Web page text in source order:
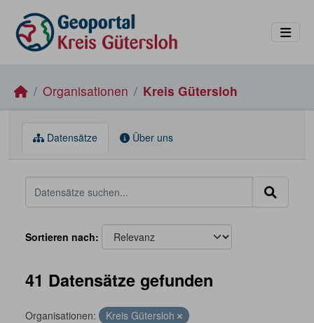
Organisationen Kreis Gütersloh
Datensätze Über uns
Sortieren nach
41 Datensätze gefunden
Organisationen:
Kreis Gütersloh